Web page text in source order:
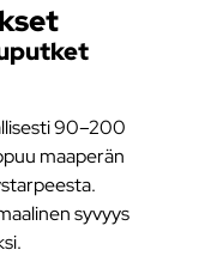
90–200
maaperän
syvyys